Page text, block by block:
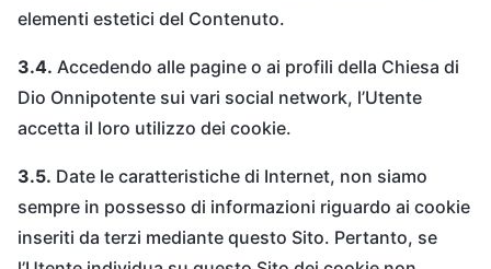
elementi estetici del Contenuto.
3.4. Accedendo alle pagine o ai profili della Chiesa di
Dio Onnipotente sui vari social network, l’Utente
accetta il loro utilizzo dei cookie.
3.5. Date le caratteristiche di Internet, non siamo
sempre in possesso di informazioni riguardo ai cookie
inseriti da terzi mediante questo Sito. Pertanto, se